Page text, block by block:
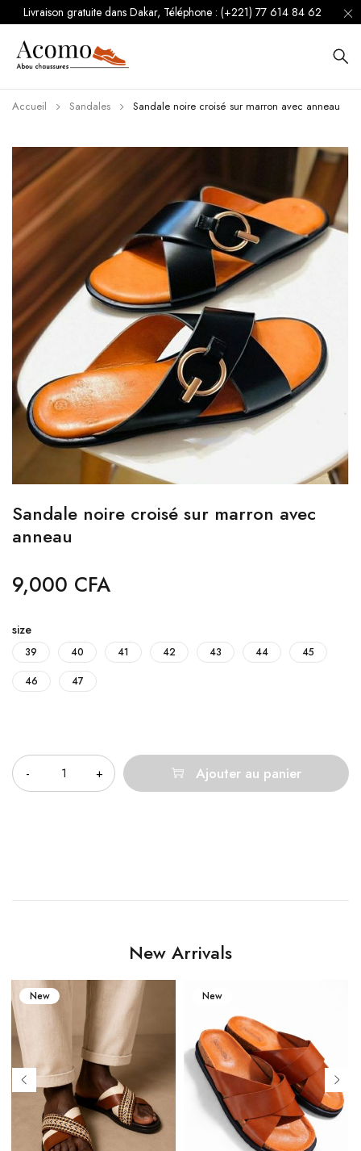
Livraison gratuite dans Dakar, Téléphone : (+221) 77 614 84 62
Accueil Sandales Sandale noire croisé sur marron avec anneau
Sandale noire croisé sur marron avec
anneau
9,000 CFA
size
39 40 41 42 43 44
45
46
47
Ajouter au panier
New Arrivals
New New